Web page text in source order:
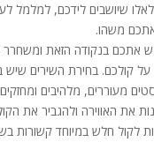
שיושבים לידכם, למלמל
משהו.
אתכם בנקודה הזאת
קולכם. בחירת השירים שיש
מעוררים, מלהיבים
את האווירה ולהגביר את
לקול חלש במיוחד קשורות